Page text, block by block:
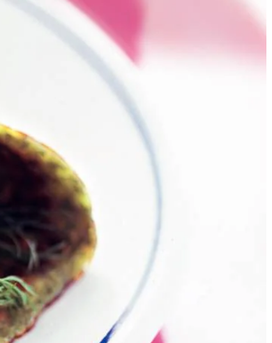
en fruit hierin op zacht vuur de knoflook en de
of in de keukenmachine. Verhit 1 eetlepel olie in
Leg de pannenkoeken open op het aanrecht,
op de borden en serveer direct.
op het strand of in het bos, stonden er steevast
tot deze pannenkoek met knoflook en zalm gekomen.
?ouderwetse? variant van mijn moeder blijft voor altijd in